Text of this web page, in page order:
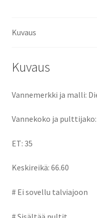
o
Kuvaus
Kuvaus
Vannemerkki ja malli:
Vannekoko ja pulttijako:
ET: 35
Keskireikä: 66.60
# Ei sovellu talviajoon